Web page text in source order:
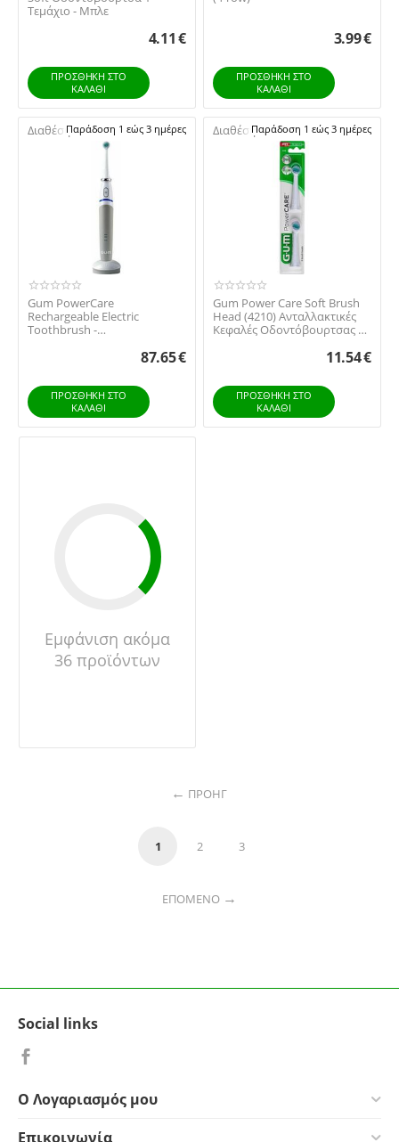
Τεμάχιο - Μπλε
4.11€
ΠΡΟΣΘΉΚΗ ΣΤΟ
ΚΑΛΆΘΙ
3.99€
ΠΡΟΣΘΉΚΗ ΣΤΟ
ΚΑΛΆΘΙ
Διαθέσιμο:Παράδοση 1 εώς 3 ημέρες
Gum PowerCare
Rechargeable Electric
Toothbrush -
Ηλεκτρική Οδοντόβουρτ...
87.65€
ΠΡΟΣΘΉΚΗ ΣΤΟ
ΚΑΛΆΘΙ
Διαθέσιμο:Παράδοση 1 εώς 3 ημέρες
Gum Power Care Soft Brush
Head (4210) Ανταλλακτικές
Κεφαλές Οδοντόβουρτσας 2
11.54€
ΠΡΟΣΘΉΚΗ ΣΤΟ
ΚΑΛΆΘΙ
Εμφάνιση ακόμα
36 προϊόντων
ΠΡΟΗΓ
1 2 3
ΕΠΌΜΕΝΟ
Social links
Ο Λογαριασμός μου
Επικοινωνία